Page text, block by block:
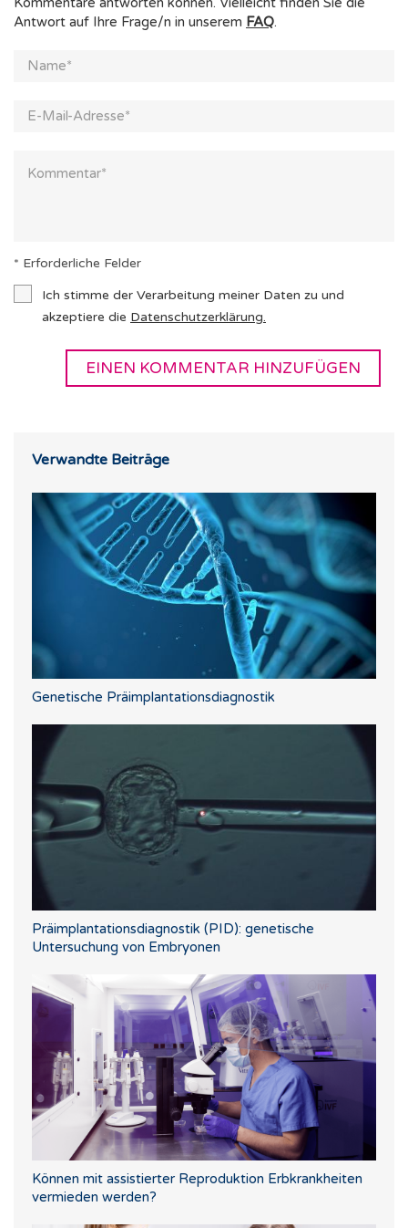
Antwort auf Ihre Frage/n in unserem FAQ.
* Erforderliche Felder
Ich stimme der Verarbeitung meiner Daten zu und
akzeptiere die Datenschutzerklärung.
Verwandte Beiträge
Genetische Präimplantationsdiagnostik
Präimplantationsdiagnostik (PID): genetische
Untersuchung von Embryonen
Können mit assistierter Reproduktion Erbkrankheiten
vermieden werden?